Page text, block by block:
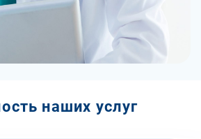
наших услуг